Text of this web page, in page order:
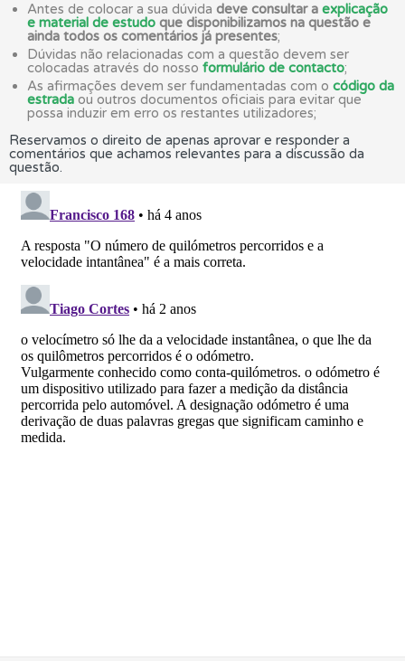
Antes de colocar a sua dúvida deve consultar a explicação
e material de estudo que disponibilizamos na questão e
ainda todos os comentários já presentes;
Dúvidas não relacionadas com a questão devem ser
colocadas através do nosso formulário de contacto;
As afirmações devem ser fundamentadas com o código da
estrada ou outros documentos oficiais para evitar que
possa induzir em erro os restantes utilizadores;
Reservamos o direito de apenas aprovar e responder a
comentários que achamos relevantes para a discussão da
questão.